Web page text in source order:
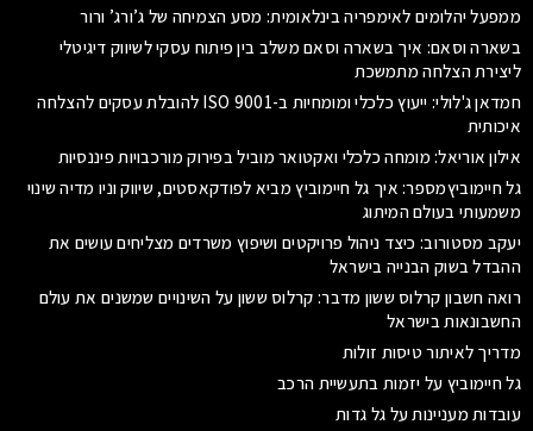
ממפעל יהלומים לאימפריה בינלאומית: מסע הצמיחה של ג’ורג’ ורור
בשארה וסאם: איך בשארה וסאם משלב בין פיתוח עסקי לשיווק דיגיטלי
ליצירת הצלחה מתמשכת
חמדאן ג'לולי: ייעוץ כלכלי ומומחיות ב-ISO 9001 להובלת עסקים להצלחה
איכותית
אילון אוריאל: מומחה כלכלי ואקטואר מוביל בפירוק מורכבויות פיננסיות
גל חיימוביץמספר: איך גל חיימוביץ מביא לפודקאסטים, שיווק וניו מדיה שינוי
משמעותי בעולם המיתוג
יעקב מסטורוב: כיצד ניהול פרויקטים ושיפוץ משרדים מצליחים עושים את
ההבדל בשוק הבנייה בישראל
רואה חשבון קרלוס ששון מדבר: קרלוס ששון על השינויים שמשנים את עולם
החשבונאות בישראל
מדריך לאיתור טיסות זולות
גל חיימוביץ על יזמות בתעשיית הרכב
עובדות מעניינות על גל גדות